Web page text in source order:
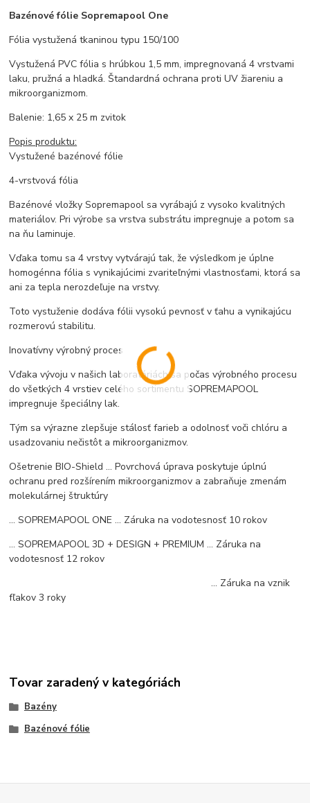
Bazénové fólie Sopremapool One
Fólia vystužená tkaninou typu 150/100
Vystužená PVC fólia s hrúbkou 1,5 mm, impregnovaná 4 vrstvami
laku, pružná a hladká. Štandardná ochrana proti UV žiareniu a
mikroorganizmom.
Balenie: 1,65 x 25 m zvitok
Popis produktu:
Vystužené bazénové fólie
4-vrstvová fólia
Bazénové vložky Sopremapool sa vyrábajú z vysoko kvalitných
materiálov. Pri výrobe sa vrstva substrátu impregnuje a potom sa
na ňu laminuje.
Vďaka tomu sa 4 vrstvy vytvárajú tak, že výsledkom je úplne
homogénna fólia s vynikajúcimi zvariteľnými vlastnosťami, ktorá sa
ani za tepla nerozdeľuje na vrstvy.
Toto vystuženie dodáva fólii vysokú pevnosť v ťahu a vynikajúcu
rozmerovú stabilitu.
Inovatívny výrobný proces
Vďaka vývoju v našich laboratóriách sa počas výrobného procesu
do všetkých 4 vrstiev celého sortimentu SOPREMAPOOL
impregnuje špeciálny lak.
Tým sa výrazne zlepšuje stálosť farieb a odolnosť voči chlóru a
usadzovaniu nečistôt a mikroorganizmov.
Ošetrenie BIO-Shield ... Povrchová úprava poskytuje úplnú
ochranu pred rozšírením mikroorganizmov a zabraňuje zmenám
molekulárnej štruktúry
... SOPREMAPOOL ONE ... Záruka na vodotesnosť 10 rokov
... SOPREMAPOOL 3D + DESIGN + PREMIUM ... Záruka na
vodotesnosť 12 rokov
... Záruka na vznik
fľakov 3 roky
Tovar zaradený v kategóriách
Bazény
Bazénové fólie